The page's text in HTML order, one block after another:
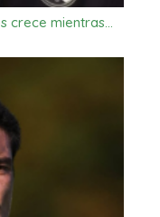
crece mientras…